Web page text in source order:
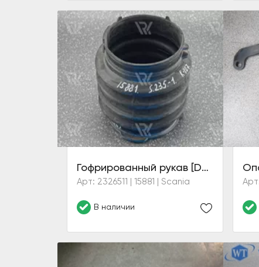
Гофрированный рукав [DC16 CR/CS] (6 серия)
Арт: 2326511 | 15881 | Scania
В наличии